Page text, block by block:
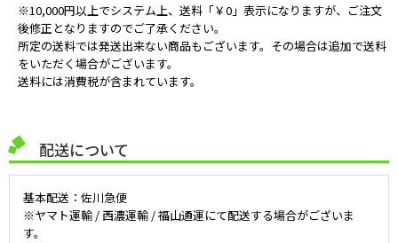
※10,000円以上でシステム上、送料「￥0」表示になりますが、ご注文
後修正となりますのでご了承ください。
所定の送料では発送出来ない商品もございます。その場合は追加で送料
をいただく場合がございます。
送料には消費税が含まれています。
配送について
基本配送：佐川急便
※ヤマト運輸 / 西濃運輸 / 福山通運にて配送する場合がございま
す。